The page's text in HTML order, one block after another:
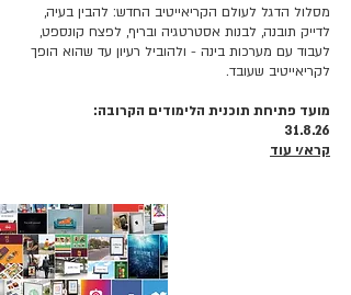
מסלול הדגל לעולם הקריאייטיב החדש: להבין בעיה,
לדייק תובנה, לבנות אסטרטגיה ובריף, לפצח קונספט,
לעבוד עם מערכות בינה - ולהוביל רעיון עד שהוא הופך
לקריאייטיב שעובד.
מועד פתיחת תוכנית הלימודים הקרובה:
31.8.26
קרא/י עוד